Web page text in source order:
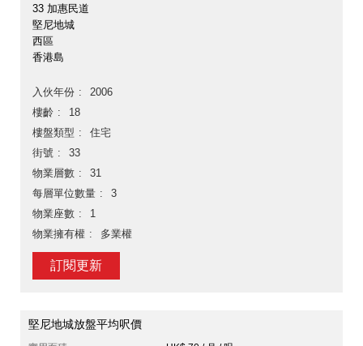
33 加惠民道
堅尼地城
西區
香港島
入伙年份
2006
樓齡
18
樓盤類型
住宅
街號
33
物業層數
31
每層單位數量
3
物業座數
1
物業擁有權
多業權
訂閱更新
堅尼地城放盤平均呎價